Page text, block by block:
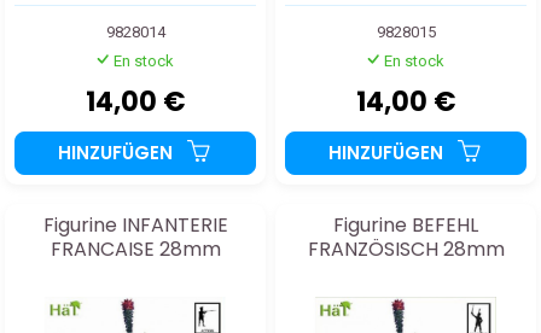
9828014
En stock
14,00 €
HINZUFÜGEN
9828015
En stock
14,00 €
HINZUFÜGEN
Figurine INFANTERIE
FRANCAISE 28mm
Figurine BEFEHL
FRANZÖSISCH 28mm